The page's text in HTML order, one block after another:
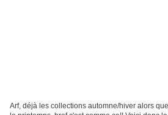
Arf, déjà les collections automne/hiver alors